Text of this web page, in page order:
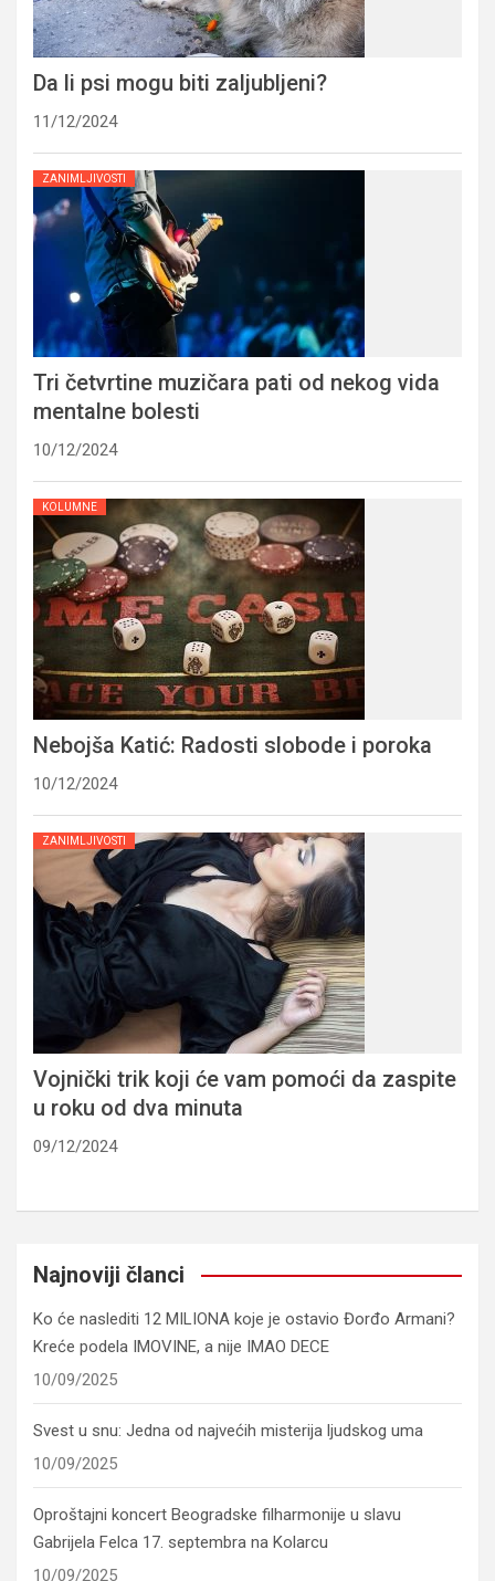
Da li psi mogu biti zaljubljeni?
11/12/2024
ZANIMLJIVOSTI
Tri četvrtine muzičara pati od nekog vida
mentalne bolesti
10/12/2024
KOLUMNE
Nebojša Katić: Radosti slobode i poroka
10/12/2024
ZANIMLJIVOSTI
Vojnički trik koji će vam pomoći da zaspite
u roku od dva minuta
09/12/2024
Najnoviji članci
Ko će naslediti 12 MILIONA koje je ostavio Đorđo Armani?
Kreće podela IMOVINE, a nije IMAO DECE
10/09/2025
Svest u snu: Jedna od najvećih misterija ljudskog uma
10/09/2025
Oproštajni koncert Beogradske filharmonije u slavu
Gabrijela Felca 17. septembra na Kolarcu
10/09/2025